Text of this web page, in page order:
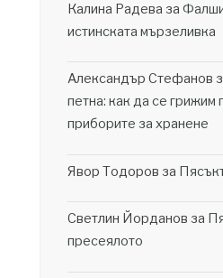
Калина Радева за
истинската мързеливка
Александър Стефанов
петна: как да се грижим
приборите за хранене
Явор Тодоров за
Светлин Йорданов за
пресеялото